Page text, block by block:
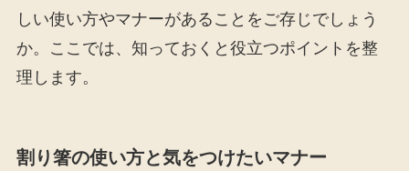
しい使い方やマナーがあることをご存じでしょう
か。ここでは、知っておくと役立つポイントを整
理します。
割り箸の使い方と気をつけたいマナー